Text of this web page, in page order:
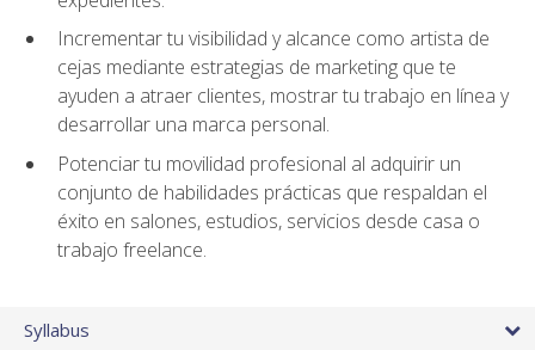
Incrementar tu visibilidad y alcance como artista de
cejas mediante estrategias de marketing que te
ayuden a atraer clientes, mostrar tu trabajo en línea y
desarrollar una marca personal.
Potenciar tu movilidad profesional al adquirir un
conjunto de habilidades prácticas que respaldan el
éxito en salones, estudios, servicios desde casa o
trabajo freelance.
Syllabus